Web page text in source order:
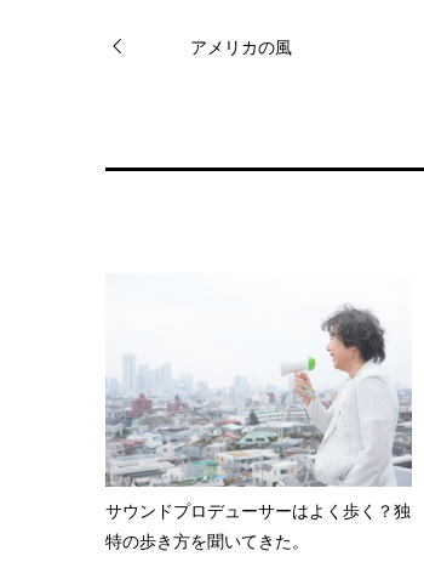
アメリカの風
サウンドプロデューサーはよく歩く？独
特の歩き方を聞いてきた。